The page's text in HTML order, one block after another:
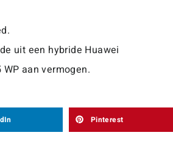
uit een hybride Huawei
aan vermogen.
Pinterest